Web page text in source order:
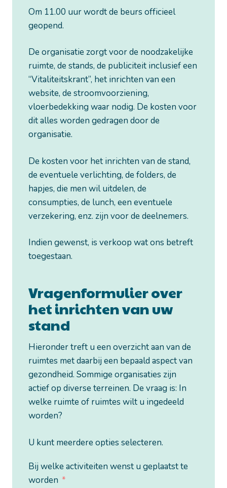
Om 11.00 uur wordt de beurs officieel
geopend.
De organisatie zorgt voor de noodzakelijke
ruimte, de stands, de publiciteit inclusief een
“Vitaliteitskrant”, het inrichten van een
website, de stroomvoorziening,
vloerbedekking waar nodig. De kosten voor
dit alles worden gedragen door de
organisatie.
De kosten voor het inrichten van de stand,
de eventuele verlichting, de folders, de
hapjes, die men wil uitdelen, de
consumpties, de lunch, een eventuele
verzekering, enz. zijn voor de deelnemers.
Indien gewenst, is verkoop wat ons betreft
toegestaan.
Vragenformulier over
het inrichten van uw
stand
Hieronder treft u een overzicht aan van de
ruimtes met daarbij een bepaald aspect van
gezondheid. Sommige organisaties zijn
actief op diverse terreinen. De vraag is: In
welke ruimte of ruimtes wilt u ingedeeld
worden?
U kunt meerdere opties selecteren.
Bij welke activiteiten wenst u geplaatst te
worden